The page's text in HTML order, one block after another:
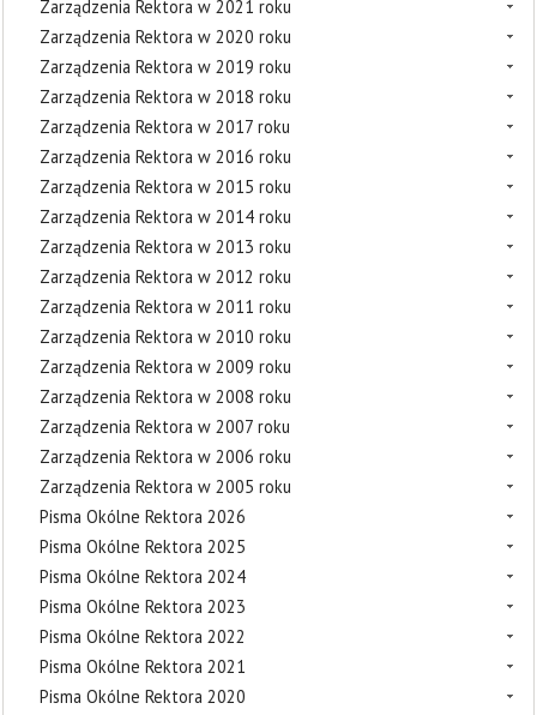
Zarządzenia Rektora w 2021 roku
Zarządzenia Rektora w 2020 roku
Zarządzenia Rektora w 2019 roku
Zarządzenia Rektora w 2018 roku
Zarządzenia Rektora w 2017 roku
Zarządzenia Rektora w 2016 roku
Zarządzenia Rektora w 2015 roku
Zarządzenia Rektora w 2014 roku
Zarządzenia Rektora w 2013 roku
Zarządzenia Rektora w 2012 roku
Zarządzenia Rektora w 2011 roku
Zarządzenia Rektora w 2010 roku
Zarządzenia Rektora w 2009 roku
Zarządzenia Rektora w 2008 roku
Zarządzenia Rektora w 2007 roku
Zarządzenia Rektora w 2006 roku
Zarządzenia Rektora w 2005 roku
Pisma Okólne Rektora 2026
Pisma Okólne Rektora 2025
Pisma Okólne Rektora 2024
Pisma Okólne Rektora 2023
Pisma Okólne Rektora 2022
Pisma Okólne Rektora 2021
Pisma Okólne Rektora 2020